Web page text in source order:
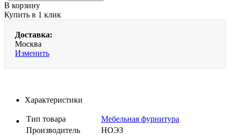
В корзину
Купить в 1 клик
Доставка:
Москва
Изменить
Характеристики
Тип товара
Мебельная фурнитура
Производитель
НОЭЗ